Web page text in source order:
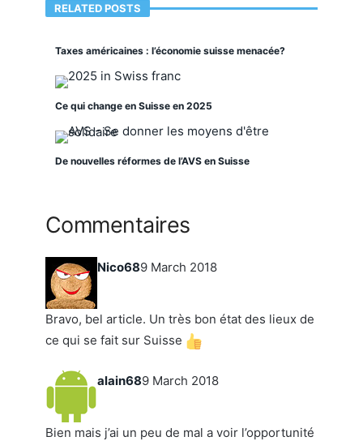
RELATED POSTS
Taxes américaines : l’économie suisse menacée?
Ce qui change en Suisse en 2025
De nouvelles réformes de l’AVS en Suisse
Commentaires
Nico689 March 2018
Bravo, bel article. Un très bon état des lieux de
ce qui se fait sur Suisse
alain689 March 2018
Bien mais j’ai un peu de mal a voir l’opportunité